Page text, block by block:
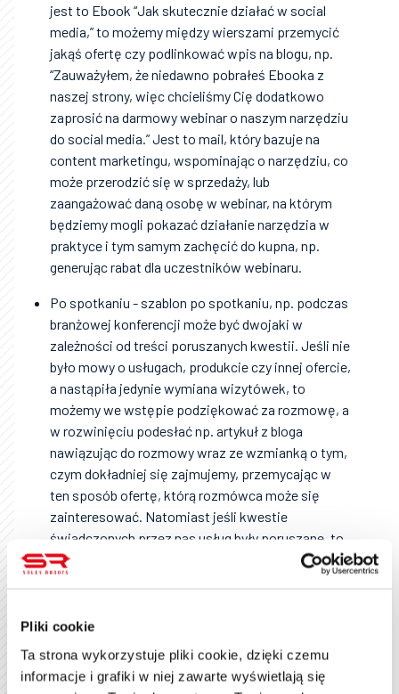
Pliki cookie
Ta strona wykorzystuje pliki cookie, dzięki czemu
informacje i grafiki w niej zawarte wyświetlają się
jest to Ebook “Jak skutecznie działać w social
media,” to możemy między wierszami przemycić
jakąś ofertę czy podlinkować wpis na blogu, np.
“Zauważyłem, że niedawno pobrałeś Ebooka z
naszej strony, więc chcieliśmy Cię dodatkowo
zaprosić na darmowy webinar o naszym narzędziu
do social media.” Jest to mail, który bazuje na
content marketingu, wspominając o narzędziu, co
może przerodzić się w sprzedaży, lub
zaangażować daną osobę w webinar, na którym
będziemy mogli pokazać działanie narzędzia w
praktyce i tym samym zachęcić do kupna, np.
generując rabat dla uczestników webinaru.
Po spotkaniu - szablon po spotkaniu, np. podczas
branżowej konferencji może być dwojaki w
zależności od treści poruszanych kwestii. Jeśli nie
było mowy o usługach, produkcie czy innej ofercie,
a nastąpiła jedynie wymiana wizytówek, to
możemy we wstępie podziękować za rozmowę, a
w rozwinięciu podesłać np. artykuł z bloga
nawiązując do rozmowy wraz ze wzmianką o tym,
czym dokładniej się zajmujemy, przemycając w
ten sposób ofertę, którą rozmówca może się
zainteresować. Natomiast jeśli kwestie
świadczonych przez nas usług były poruszane, to
możemy podesłać stosowne materiały bez
zbędnego lania wody z nadzieją na odpowiedź i
Po spotkaniu biznesowym - taki szablon powinien
przedstawiać wszystkie materiały w przejrzysty
sposób, ponieważ cały grunt został już